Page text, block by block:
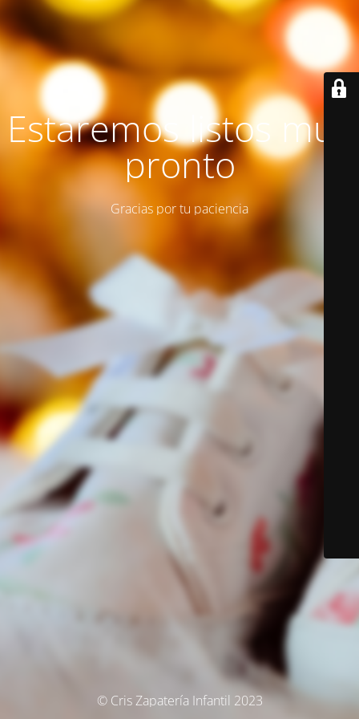
Estaremos listos muy
pronto
Gracias por tu paciencia
© Cris Zapatería Infantil 2023